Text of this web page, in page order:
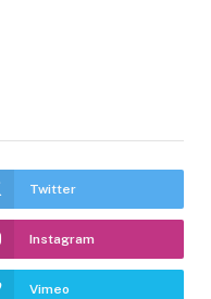
Twitter
Instagram
Vimeo